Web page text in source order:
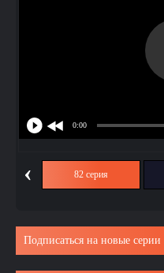
‹ 82 серия
Подписаться на новые серии